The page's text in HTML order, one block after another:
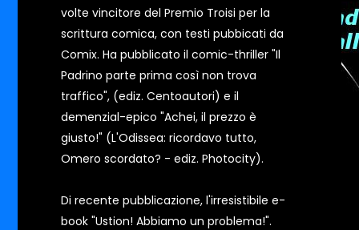
volte vincitore del Premio Troisi per la
scrittura comica, con testi pubbicati da
Comix. Ha pubblicato il comic-thriller "Il
Padrino parte prima così non trova
traffico", (ediz. Centoautori) e il
demenzial-epico "Achei, il prezzo è
giusto!" (L'Odissea: ricordavo tutto,
Omero scordato? - ediz. Photocity).
Di recente pubblicazione, l'irresistibile e-
book "Ustion! Abbiamo un problema!".